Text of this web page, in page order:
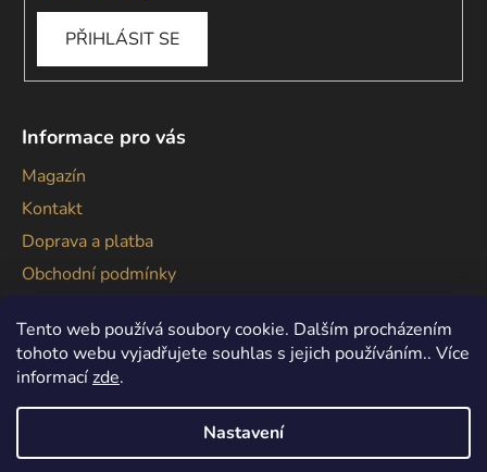
Tento web používá soubory cookie. Dalším procházením
tohoto webu vyjadřujete souhlas s jejich používáním.. Více
informacízde.
Nastavení
PŘIHLÁSIT SE
Informace pro vás
Magazín
Kontakt
Doprava a platba
Obchodní podmínky
Vytvořil Shoptet